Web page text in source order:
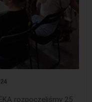
rozpoczęliśmy 25